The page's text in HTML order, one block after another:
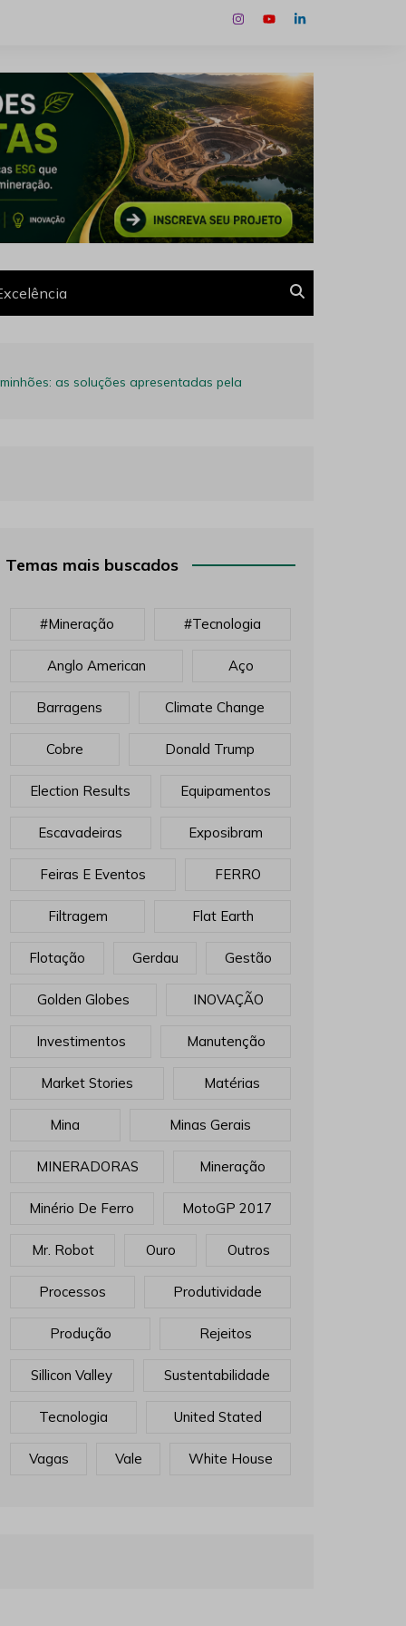
as soluções apresentadas pela
Temas mais buscados
#mineração #tecnologia
Anglo American Aço
Barragens Climate Change
Cobre Donald Trump
Election Results Equipamentos
Escavadeiras Exposibram
Feiras E Eventos FERRO
Filtragem Flat Earth
Flotação Gerdau Gestão
Golden Globes INOVAÇÃO
Investimentos Manutenção
Market Stories Matérias
Mina Minas Gerais
MINERADORAS Mineração
Minério De Ferro MotoGP 2017
Mr. Robot Ouro Outros
Processos Produtividade
Produção Rejeitos
Sillicon Valley Sustentabilidade
Tecnologia United Stated
Vagas Vale White House